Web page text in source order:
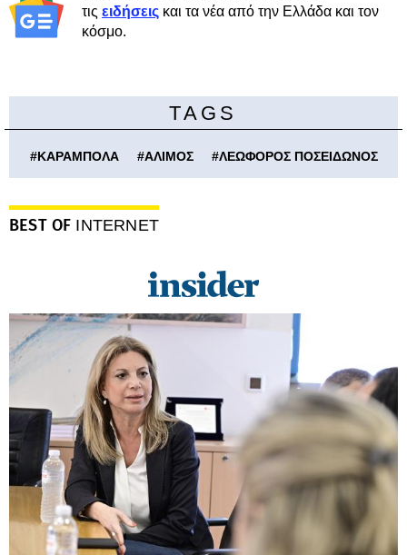
τις ειδήσεις και τα νέα από την Ελλάδα και τον
κόσμο.
TAGS
#ΚΑΡΑΜΠΟΛΑ #ΑΛΙΜΟΣ #ΛΕΩΦΟΡΟΣ ΠΟΣΕΙΔΩΝΟΣ
BEST OF INTERNET